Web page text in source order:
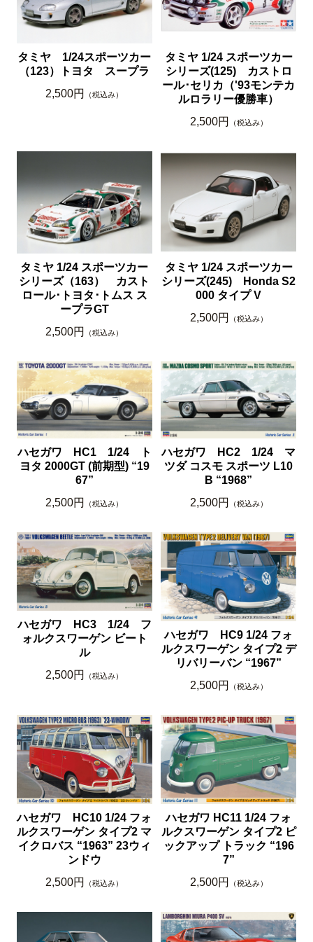
タミヤ 1/24スポーツカー
（123）トヨタ スープラ
2,500円
（税込み）
タミヤ 1/24 スポーツカー
シリーズ(125) カストロ
ール･セリカ（'93モンテカ
ルロラリー優勝車）
2,500円
（税込み）
タミヤ 1/24 スポーツカー
シリーズ（163） カスト
ロール･トヨタ･トムス ス
ープラGT
2,500円
（税込み）
タミヤ 1/24 スポーツカー
シリーズ(245) Honda S2
000 タイプ V
2,500円
（税込み）
ハセガワ HC1 1/24 ト
ヨタ 2000GT (前期型) “19
67”
2,500円
（税込み）
ハセガワ HC2 1/24 マ
ツダ コスモ スポーツ L10
B “1968”
2,500円
（税込み）
ハセガワ HC3 1/24 フ
ォルクスワーゲン ビート
ル
2,500円
（税込み）
ハセガワ HC9 1/24 フォ
ルクスワーゲン タイプ2 デ
リバリーバン “1967”
2,500円
（税込み）
ハセガワ HC10 1/24 フォ
ルクスワーゲン タイプ2 マ
イクロバス “1963” 23ウィ
ンドウ
2,500円
（税込み）
ハセガワ HC11 1/24 フォ
ルクスワーゲン タイプ2 ピ
ックアップ トラック “196
7”
2,500円
（税込み）